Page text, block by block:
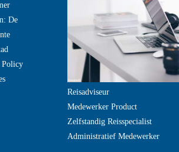
De
Policy
Reisadviseur
Medewerker Product
Zelfstandig Reisspecialist
Administratief Medewerker